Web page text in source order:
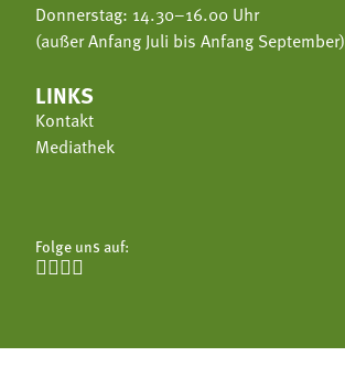
Donnerstag: 14.30–16.00 Uhr
(außer Anfang Juli bis Anfang September)
LINKS
Kontakt
Mediathek
Folge uns auf:
   